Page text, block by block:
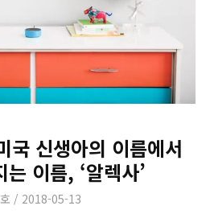
국 신생아의 이름에서
이름, ‘알렉사’
Posted
2018-05-13